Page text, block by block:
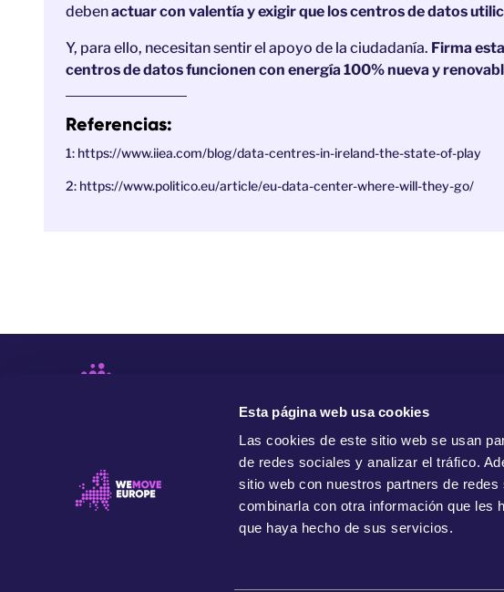
Esta página web usa cookies
Las cookies de este sitio web se usan
de redes sociales y analizar el tráfico.
sitio web con nuestros partners de
combinarla con otra información que les
que haya hecho de sus servicios.
debenactuar con valentía y exigir que los centros de datos
Y, para ello, necesitan sentir el apoyo de la ciudadanía. Firma
centros de datos funcionen con energía 100% nueva y
Referencias:
1: https://www.iiea.com/blog/data-centres-in-ireland-the-state-of-play
2: https://www.politico.eu/article/eu-data-center-where-will-they-go/
Movemos Europa es una organización independiente y